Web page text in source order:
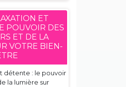
ET
POUVOIR DES
ET DE LA
VOTRE BIEN-
détente : le pouvoir
la lumière sur